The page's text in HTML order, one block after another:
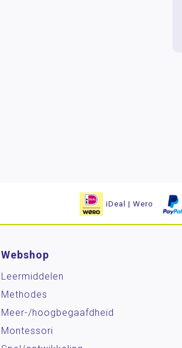
iDeal | Wero
Webshop
Leermiddelen
Methodes
Meer-/hoog­begaafdheid
Montessori